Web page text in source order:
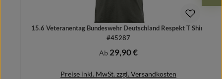
15.6 Veteranentag Bundeswehr Deutschland Respekt T Shirt
#45287
Regulärer Preis:
Ab 29,90 €
Preise inkl. MwSt. zzgl. Versandkosten